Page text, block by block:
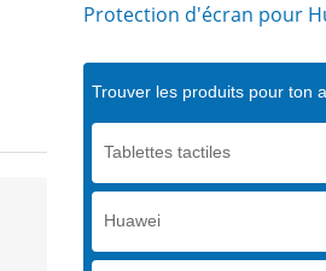
Protection d'écran pour
Trouver les produits pour ton
Tablettes tactiles
Huawei